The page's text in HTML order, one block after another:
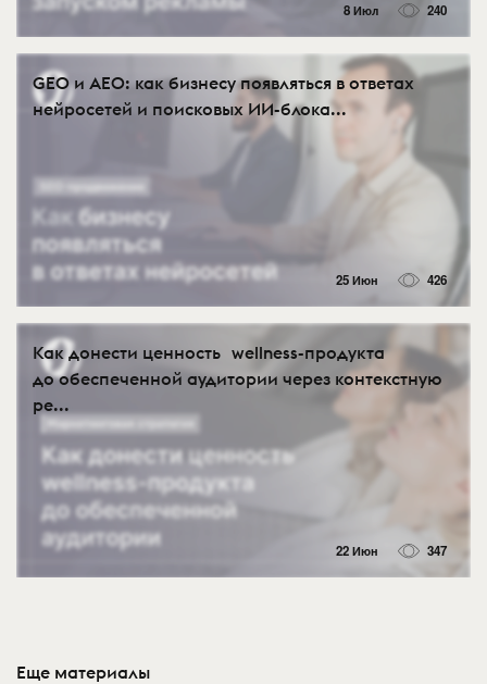
8 Июл 240
GEO и AEO: как бизнесу появляться в ответах
нейросетей и поисковых ИИ-блока...
25 Июн 426
Как донести ценность wellness-продукта
до обеспеченной аудитории через контекстную
ре...
22 Июн 347
Еще материалы